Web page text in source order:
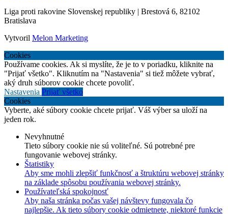
Liga proti rakovine Slovenskej republiky | Brestová 6, 82102
Bratislava
Vytvoril Melon Marketing
Cookies
Používame cookies. Ak si myslíte, že je to v poriadku, kliknite na
"Prijať všetko". Kliknutím na "Nastavenia" si tiež môžete vybrať,
aký druh súborov cookie chcete povoliť.
Nastavenia Prijať všetko
Cookies
Vyberte, aké súbory cookie chcete prijať. Váš výber sa uloží na
jeden rok.
Nevyhnutné
Tieto súbory cookie nie sú voliteľné. Sú potrebné pre
fungovanie webovej stránky.
Štatistiky
Aby sme mohli zlepšiť funkčnosť a štruktúru webovej stránky
na základe spôsobu používania webovej stránky.
Používateľská spokojnosť
Aby naša stránka počas vašej návštevy fungovala čo
najlepšie. Ak tieto súbory cookie odmietnete, niektoré funkcie